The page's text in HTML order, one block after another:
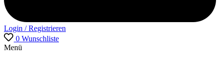
Login / Registrieren
0 Wunschliste
Menü